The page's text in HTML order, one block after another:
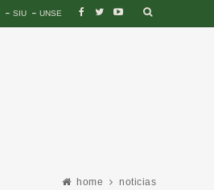
SIU UNSE
home noticias